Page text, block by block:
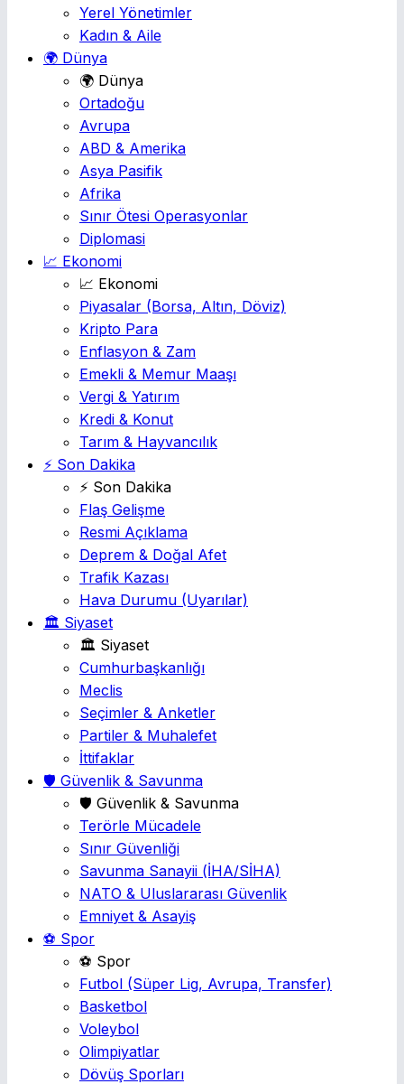
Yerel Yönetimler
Kadın & Aile
🌍 Dünya
🌍 Dünya
Ortadoğu
Avrupa
ABD & Amerika
Asya Pasifik
Afrika
Sınır Ötesi Operasyonlar
Diplomasi
📈 Ekonomi
📈 Ekonomi
Piyasalar (Borsa, Altın, Döviz)
Kripto Para
Enflasyon & Zam
Emekli & Memur Maaşı
Vergi & Yatırım
Kredi & Konut
Tarım & Hayvancılık
⚡ Son Dakika
⚡ Son Dakika
Flaş Gelişme
Resmi Açıklama
Deprem & Doğal Afet
Trafik Kazası
Hava Durumu (Uyarılar)
🏛️ Siyaset
🏛️ Siyaset
Cumhurbaşkanlığı
Meclis
Seçimler & Anketler
Partiler & Muhalefet
İttifaklar
🛡️ Güvenlik & Savunma
🛡️ Güvenlik & Savunma
Terörle Mücadele
Sınır Güvenliği
Savunma Sanayii (İHA/SİHA)
NATO & Uluslararası Güvenlik
Emniyet & Asayiş
⚽ Spor
⚽ Spor
Futbol (Süper Lig, Avrupa, Transfer)
Basketbol
Voleybol
Olimpiyatlar
Dövüş Sporları